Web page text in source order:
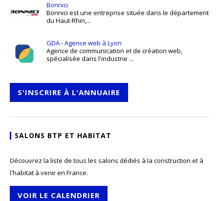
Bonnici
Bonnici est une entreprise située dans le département
du Haut-Rhin,...
GDA - Agence web à Lyon
Agence de communication et de création web,
spécialisée dans l'industrie ...
S'INSCRIRE À L'ANNUAIRE
SALONS BTP ET HABITAT
Découvrez la liste de tous les salons dédiés à la construction et à
l'habitat à venir en France.
VOIR LE CALENDRIER